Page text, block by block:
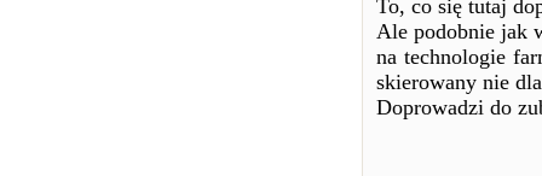
To, co się tutaj
Ale podobnie jak
na technologie
skierowany nie
Doprowadzi do